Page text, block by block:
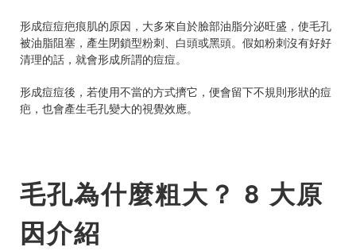
形成痘痘疤痕肌的原因，大多來自於臉部油脂分泌旺盛，使毛孔
被油脂阻塞，產生閉鎖型粉刺、白頭或黑頭。假如粉刺沒有好好
清理的話，就會形成所謂的痘痘。
形成痘痘後，若使用不當的方式擠它，便會留下不規則形狀的痘
疤，也會產生毛孔變大的視覺效應。
毛孔為什麼粗大？ 8 大原
因介紹